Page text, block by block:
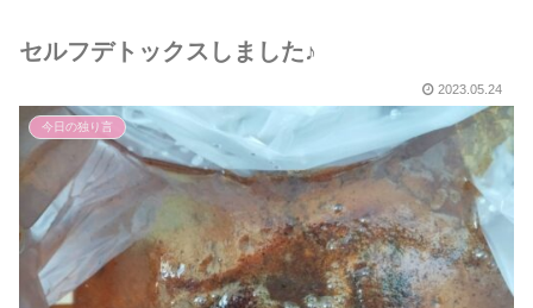
セルフデトックスしました♪
2023.05.24
今日の独り言